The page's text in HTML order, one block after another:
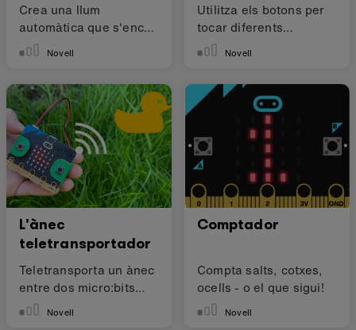
Crea una llum
automàtica que s'encén
quan és fosc.
Novell
Utilitza els botons per
tocar diferents
melodies
Novell
L'ànec
teletransportador
Teletransporta un ànec
entre dos micro:bits
fent servir la ràdio
Novell
Comptador
Compta salts, cotxes,
ocells - o el que sigui!
Novell